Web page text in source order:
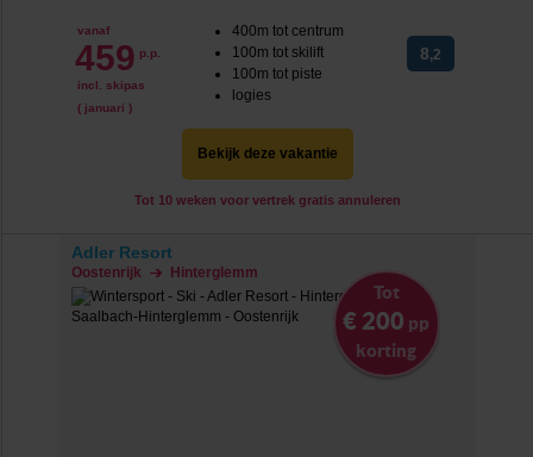
vanaf
459 p.p.
incl. skipas
( januari )
400m tot centrum
100m tot skilift
100m tot piste
logies
8,2
Bekijk deze vakantie
Tot 10 weken voor vertrek gratis annuleren
Adler Resort
Oostenrijk Hinterglemm
Tot
€ 200 pp
korting